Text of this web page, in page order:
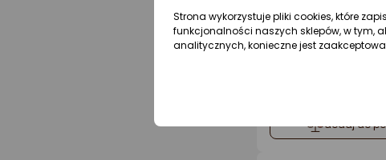
dodaj do
Strona wykorzystuje pliki cookies, które
funkcjonalności naszych sklepów, w tym,
analitycznych, konieczne jest